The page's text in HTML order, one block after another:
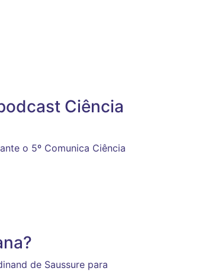
Ciência
o 5º Comunica Ciência
de Saussure para